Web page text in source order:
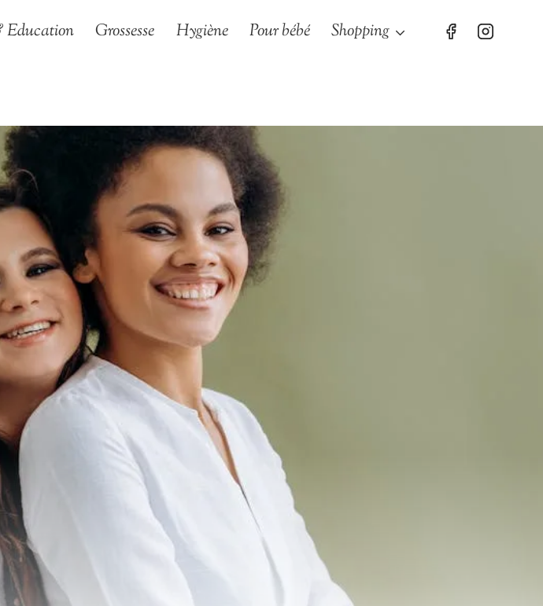
Education Grossesse Hygiène Pour bébé Shopping